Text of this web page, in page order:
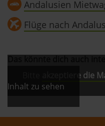
Andalusien
Flüge nach
akzeptiere die
Inhalt zu sehen